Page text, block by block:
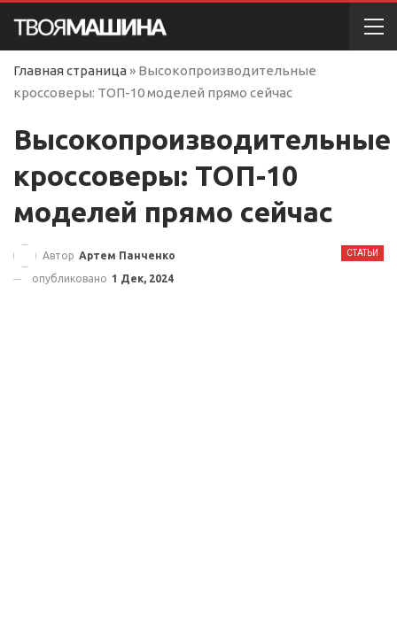
Главная страница » Высокопроизводительные
кроссоверы: ТОП-10 моделей прямо сейчас
Высокопроизводительные
кроссоверы: ТОП-10
моделей прямо сейчас
СТАТЬИ
Автор Артем Панченко
опубликовано 1 Дек, 2024